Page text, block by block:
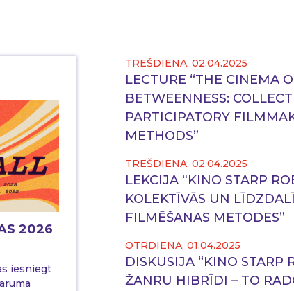
2026
iesniegt
TREŠDIENA, 02.04.2025
LECTURE “THE CINEMA
BETWEENNESS:
PARTICIPATORY
METHODS”
TREŠDIENA, 02.04.2025
LEKCIJA “KINO STARP
KOLEKTĪVĀS UN
FILMĒŠANAS METODES”
OTRDIENA, 01.04.2025
DISKUSIJA “KINO STARP
ŽANRU HIBRĪDI – TO